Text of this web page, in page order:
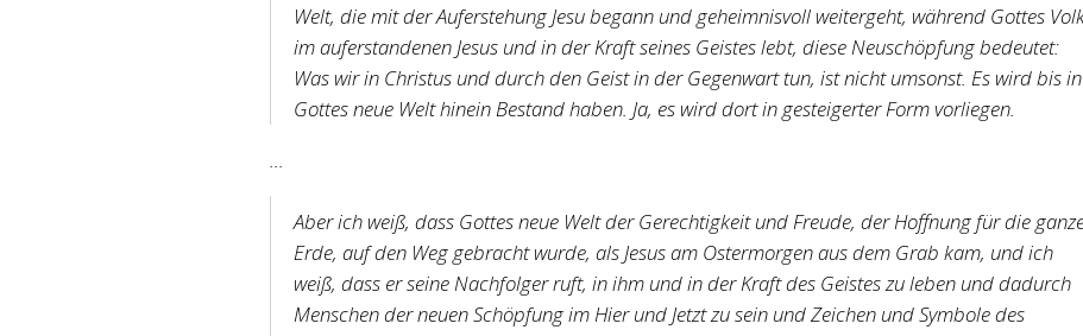
Welt, die mit der Auferstehung Jesu begann und geheimnisvoll weitergeht, während Gottes
im auferstandenen Jesus und in der Kraft seines Geistes lebt, diese Neuschöpfung bedeutet:
Was wir in Christus und durch den Geist in der Gegenwart tun, ist nicht umsonst. Es wird bis in
Gottes neue Welt hinein Bestand haben. Ja, es wird dort in gesteigerter Form vorliegen.
…
Aber ich weiß, dass Gottes neue Welt der Gerechtigkeit und Freude, der Hoffnung für die
Erde, auf den Weg gebracht wurde, als Jesus am Ostermorgen aus dem Grab kam, und ich
weiß, dass er seine Nachfolger ruft, in ihm und in der Kraft des Geistes zu leben und dadurch
Menschen der neuen Schöpfung im Hier und Jetzt zu sein und Zeichen und Symbole des